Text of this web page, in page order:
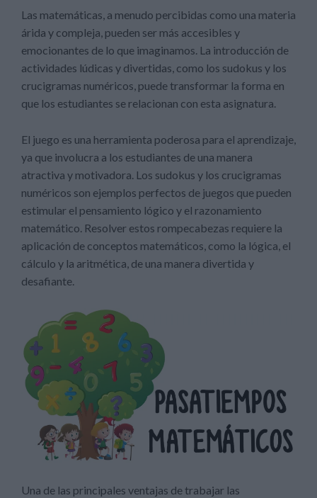
Las matemáticas, a menudo percibidas como una materia
árida y compleja, pueden ser más accesibles y
emocionantes de lo que imaginamos. La introducción de
actividades lúdicas y divertidas, como los sudokus y los
crucigramas numéricos, puede transformar la forma en
que los estudiantes se relacionan con esta asignatura.
El juego es una herramienta poderosa para el aprendizaje,
ya que involucra a los estudiantes de una manera
atractiva y motivadora. Los sudokus y los crucigramas
numéricos son ejemplos perfectos de juegos que pueden
estimular el pensamiento lógico y el razonamiento
matemático. Resolver estos rompecabezas requiere la
aplicación de conceptos matemáticos, como la lógica, el
cálculo y la aritmética, de una manera divertida y
desafiante.
Una de las principales ventajas de trabajar las